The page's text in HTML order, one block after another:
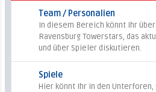
Team / Personalien
In diesem Bereich könnt Ihr
Ravensburg Towerstars, das
und über Spieler diskutieren.
Spiele
Hier könnt Ihr in den